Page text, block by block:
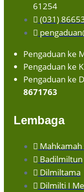
61254
(031)
Pengaduan ke
Pengaduan ke
Pengaduan ke
8671763
Lembaga
Mahkamah
Badilmiltun
Dilmiltama
Dilmilti I